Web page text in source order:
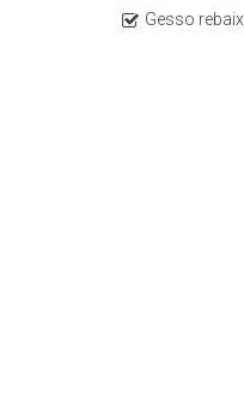
Gesso